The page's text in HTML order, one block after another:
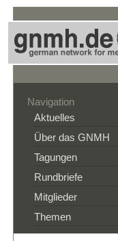
Navigation
Aktuelles
Über das GNMH
Tagungen
Rundbriefe
Mitglieder
Themen